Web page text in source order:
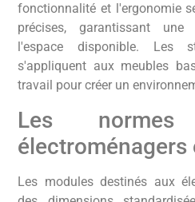
fonctionnalité et l'ergonomie
précises, garantissant
l'espace disponible. Les
s'appliquent aux meubles
travail pour créer un
Les
électroménagers
Les modules destinés aux